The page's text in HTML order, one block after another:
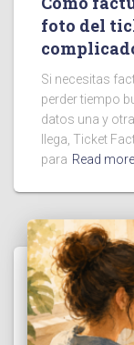
foto del
Si necesitas
perder tiempo
datos una y
llega, Ticket
para Read